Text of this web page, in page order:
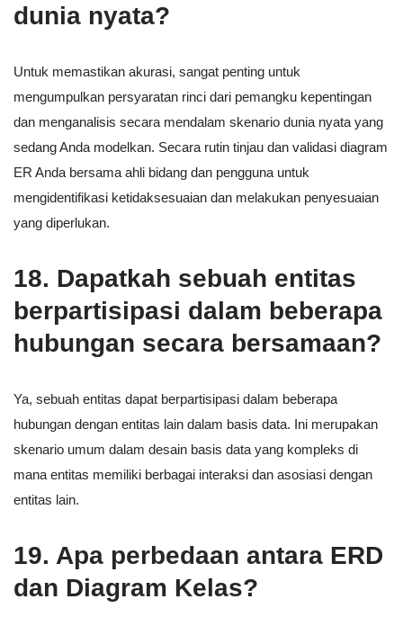
dunia nyata?
Untuk memastikan akurasi, sangat penting untuk
mengumpulkan persyaratan rinci dari pemangku kepentingan
dan menganalisis secara mendalam skenario dunia nyata yang
sedang Anda modelkan. Secara rutin tinjau dan validasi diagram
ER Anda bersama ahli bidang dan pengguna untuk
mengidentifikasi ketidaksesuaian dan melakukan penyesuaian
yang diperlukan.
18. Dapatkah sebuah entitas
berpartisipasi dalam beberapa
hubungan secara bersamaan?
Ya, sebuah entitas dapat berpartisipasi dalam beberapa
hubungan dengan entitas lain dalam basis data. Ini merupakan
skenario umum dalam desain basis data yang kompleks di
mana entitas memiliki berbagai interaksi dan asosiasi dengan
entitas lain.
19. Apa perbedaan antara ERD
dan Diagram Kelas?